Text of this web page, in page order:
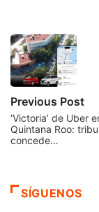
Previous Post
‘Victoria’ de Uber
Quintana Roo:
concede…
SÍGUENOS